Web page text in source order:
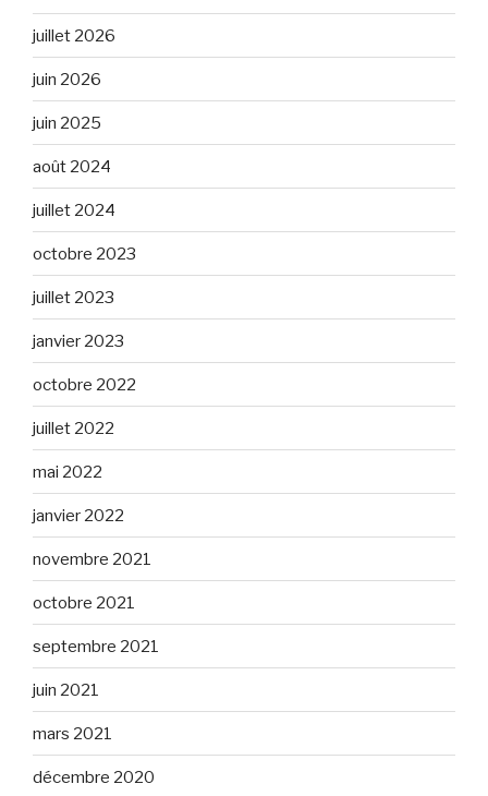
juillet 2026
juin 2026
juin 2025
août 2024
juillet 2024
octobre 2023
juillet 2023
janvier 2023
octobre 2022
juillet 2022
mai 2022
janvier 2022
novembre 2021
octobre 2021
septembre 2021
juin 2021
mars 2021
décembre 2020